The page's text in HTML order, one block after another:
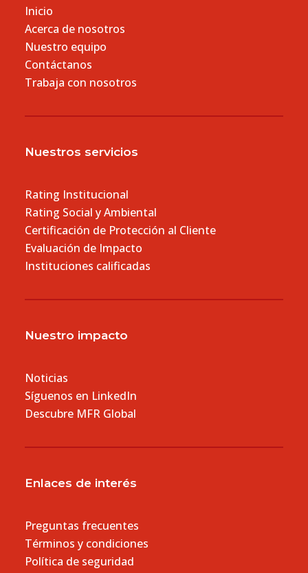
Inicio
Acerca de nosotros
Nuestro equipo
Contáctanos
Trabaja con nosotros
Nuestros servicios
Rating Institucional
Rating Social y Ambiental
Certificación de Protección al Cliente
Evaluación de Impacto
Instituciones calificadas
Nuestro impacto
Noticias
Síguenos en LinkedIn
Descubre MFR Global
Enlaces de interés
Preguntas frecuentes
Términos y condiciones
Política de seguridad